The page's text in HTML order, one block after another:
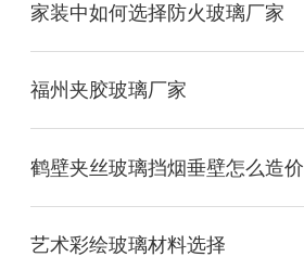
家装中如何选择防火玻璃厂家
福州夹胶玻璃厂家
鹤壁夹丝玻璃挡烟垂壁怎么造价
艺术彩绘玻璃材料选择